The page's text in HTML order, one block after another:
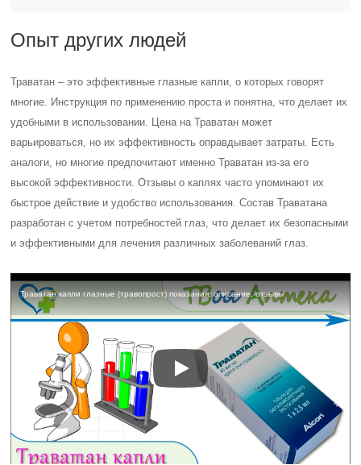
Опыт других людей
Траватан – это эффективные глазные капли, о которых говорят
многие. Инструкция по применению проста и понятна, что делает их
удобными в использовании. Цена на Траватан может
варьироваться, но их эффективность оправдывает затраты. Есть
аналоги, но многие предпочитают именно Траватан из-за его
высокой эффективности. Отзывы о каплях часто упоминают их
быстрое действие и удобство использования. Состав Траватана
разработан с учетом потребностей глаз, что делает их безопасными
и эффективными для лечения различных заболеваний глаз.
Траватан капли глазные (травопрост) показания, описание, отзывы